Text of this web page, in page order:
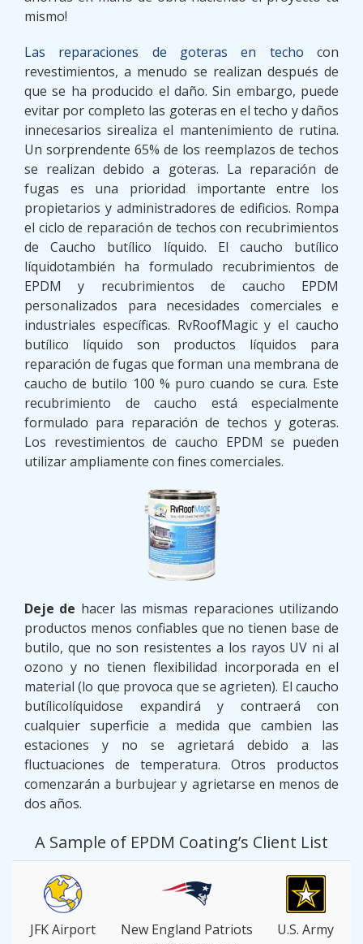
mismo!
Las reparaciones de goteras en techo con
revestimientos, a menudo se realizan después de
que se ha producido el daño. Sin embargo, puede
evitar por completo las goteras en el techo y daños
innecesarios sirealiza el mantenimiento de rutina.
Un sorprendente 65% de los reemplazos de techos
se realizan debido a goteras. La reparación de
fugas es una prioridad importante entre los
propietarios y administradores de edificios. Rompa
el ciclo de reparación de techos con recubrimientos
de Caucho butílico líquido. El caucho butílico
líquidotambién ha formulado recubrimientos de
EPDM y recubrimientos de caucho EPDM
personalizados para necesidades comerciales e
industriales específicas. RvRoofMagic y el caucho
butílico líquido son productos líquidos para
reparación de fugas que forman una membrana de
caucho de butilo 100 % puro cuando se cura. Este
recubrimiento de caucho está especialmente
formulado para reparación de techos y goteras.
Los revestimientos de caucho EPDM se pueden
utilizar ampliamente con fines comerciales.
Deje de hacer las mismas reparaciones utilizando
productos menos confiables que no tienen base de
butilo, que no son resistentes a los rayos UV ni al
ozono y no tienen flexibilidad incorporada en el
material (lo que provoca que se agrieten). El caucho
butílicolíquidose expandirá y contraerá con
cualquier superficie a medida que cambien las
estaciones y no se agrietará debido a las
fluctuaciones de temperatura. Otros productos
comenzarán a burbujear y agrietarse en menos de
dos años.
A Sample of EPDM Coating’s Client List
JFK Airport
New England Patriots
U.S. Army